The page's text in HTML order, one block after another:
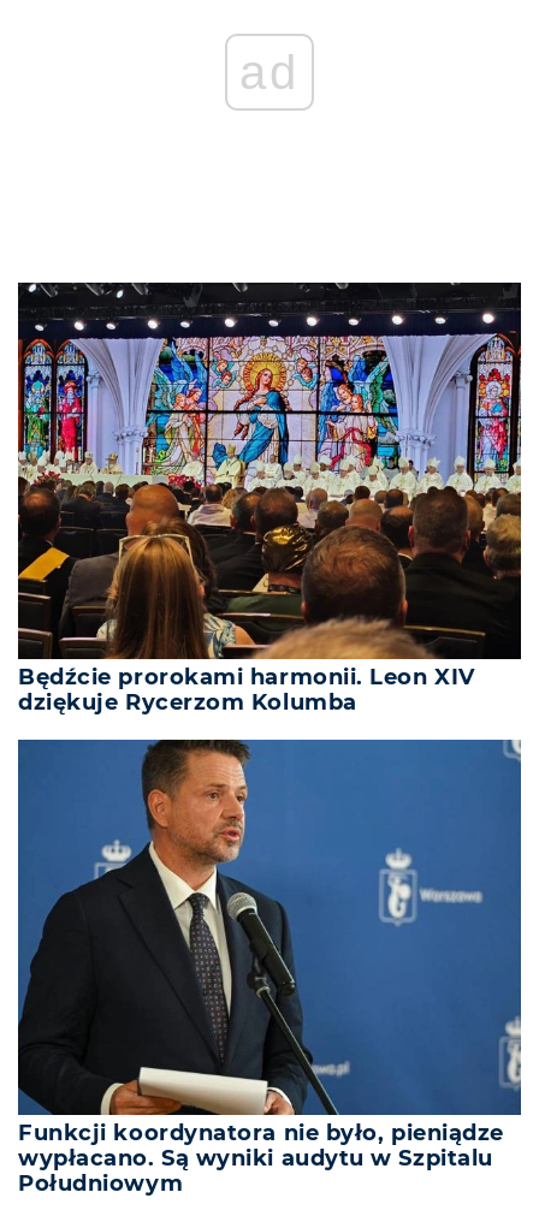
ad
Będźcie prorokami harmonii. Leon XIV
dziękuje Rycerzom Kolumba
Funkcji koordynatora nie było, pieniądze
wypłacano. Są wyniki audytu w Szpitalu
Południowym